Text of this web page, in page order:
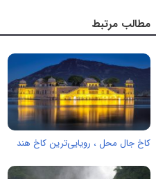
مطالب مرتبط
کاخ جال محل ، رویایی‌ترین کاخ هند